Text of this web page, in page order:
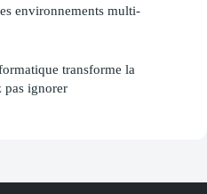
environnements multi-
transforme la
pas ignorer